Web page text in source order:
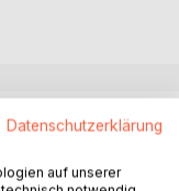
of
Datenschutzerklärung
auf unserer